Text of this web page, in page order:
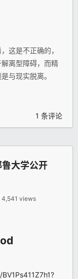
这是不正确的，
离型障碍，而精
与现实脱离。
1 条评论
大学公开
| 4,541 views